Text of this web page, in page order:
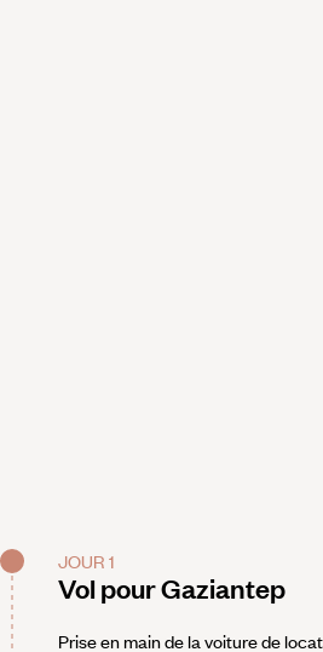
JOUR 1
Vol pour Gaziantep
Prise en main de la voiture de